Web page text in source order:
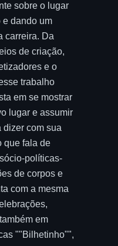
sobre o lugar
e dando um
carreira. Da
de criação,
e o
trabalho
em se mostrar
lugar e assumir
dizer com sua
que fala de
políticas-
de corpos e
com a mesma
em
""Bilhetinho"",